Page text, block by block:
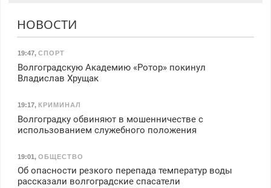
НОВОСТИ
19:47, СПОРТ
Волгоградскую Академию «Ротор» покинул
Владислав Хрущак
19:17, КРИМИНАЛ
Волгоградку обвиняют в мошенничестве с
использованием служебного положения
19:01, ОБЩЕСТВО
Об опасности резкого перепада температур воды
рассказали волгоградские спасатели